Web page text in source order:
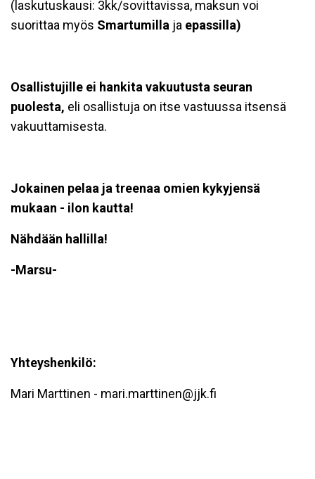
(laskutuskausi: 3kk/sovittavissa, maksun voi
suorittaa myös Smartumilla ja epassilla)
Osallistujille ei hankita vakuutusta seuran
puolesta, eli osallistuja on itse vastuussa itsensä
vakuuttamisesta.
Jokainen pelaa ja treenaa omien kykyjensä
mukaan - ilon kautta!
Nähdään hallilla!
-Marsu-
Yhteyshenkilö:
Mari Marttinen - mari.marttinen@jjk.fi